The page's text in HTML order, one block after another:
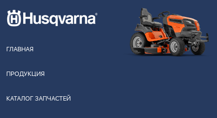
ГЛАВНАЯ
ПРОДУКЦИЯ
КАТАЛОГ ЗАПЧАСТЕЙ